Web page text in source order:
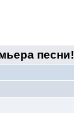
песни!